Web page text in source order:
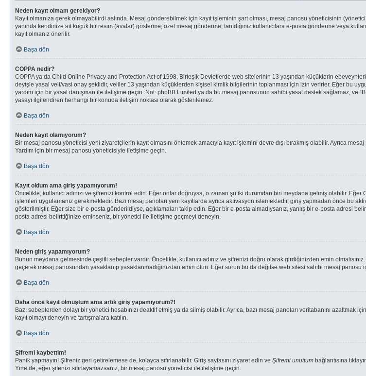
Neden kayıt olmam gerekiyor?
Kayıt olmanıza gerek olmayabilirdi aslında. Mesaj gönderebilmek için kayıt işleminin şart olması, mesaj panosu yöneticisinin
yanında kendinize ait küçük bir resim (avatar) gösterme, özel mesaj gönderme, tanıdığınız kullanıcılara e-posta gönderme veya
kayıt olmanız önerilir.
Başa dön
COPPA nedir?
COPPA ya da Child Online Privacy and Protection Act of 1998, Birleşik Devletlerde web sitelerinin 13 yaşından küçüklerin
deyişle yasal veli/vasi onay şeklidir, veliler 13 yaşından küçüklerden kişisel kimlik bilgilerinin toplanması için izin verirler. Eğer bu
yardım için bir yasal danışman ile iletişime geçin. Not: phpBB Limited ya da bu mesaj panosunun sahibi yasal destek sağlamaz,
yasayı ilgilendiren herhangi bir konuda iletişim noktası olarak gösterilemez.
Başa dön
Neden kayıt olamıyorum?
Bir mesaj panosu yöneticisi yeni ziyaretçilerin kayıt olmasını önlemek amacıyla kayıt işlemini devre dışı bırakmış olabilir. Ayrıca
Yardım için bir mesaj panosu yöneticisiyle iletişime geçin.
Başa dön
Kayıt oldum ama giriş yapamıyorum!
Öncelikle, kullanıcı adınızı ve şifrenizi kontrol edin. Eğer onlar doğruysa, o zaman şu iki durumdan biri meydana gelmiş olabilir.
işlemleri uygulamanız gerekmektedir. Bazı mesaj panoları yeni kayıtlarda ayrıca aktivasyon istemektedir, giriş yapmadan önce bu
gösterilmiştir. Eğer size bir e-posta gönderildiyse, açıklamaları takip edin. Eğer bir e-posta almadıysanız, yanlış bir e-posta adresi
posta adresi belirttiğinize eminseniz, bir yönetici ile iletişime geçmeyi deneyin.
Başa dön
Neden giriş yapamıyorum?
Bunun meydana gelmesinde çeşitli sebepler vardır. Öncelikle, kullanıcı adınız ve şifrenizi doğru olarak girdiğinizden emin
geçerek mesaj panosundan yasaklanıp yasaklanmadığınızdan emin olun. Eğer sorun bu da değilse web sitesi sahibi mesaj panosu
Başa dön
Daha önce kayıt olmuştum ama artık giriş yapamıyorum?!
Bazı sebeplerden dolayı bir yönetici hesabınızı deaktif etmiş ya da silmiş olabilir. Ayrıca, bazı mesaj panoları veritabanını
kayıt olmayı deneyin ve tartışmalara katılın.
Başa dön
Şifremi kaybettim!
Panik yapmayın! Şifreniz geri getirelemese de, kolayca sıfırlanabilir. Giriş sayfasını ziyaret edin ve Şifremi unuttum bağlantısına
Yine de, eğer şifenizi sıfırlayamazsanız, bir mesaj panosu yöneticisi ile iletişime geçin.